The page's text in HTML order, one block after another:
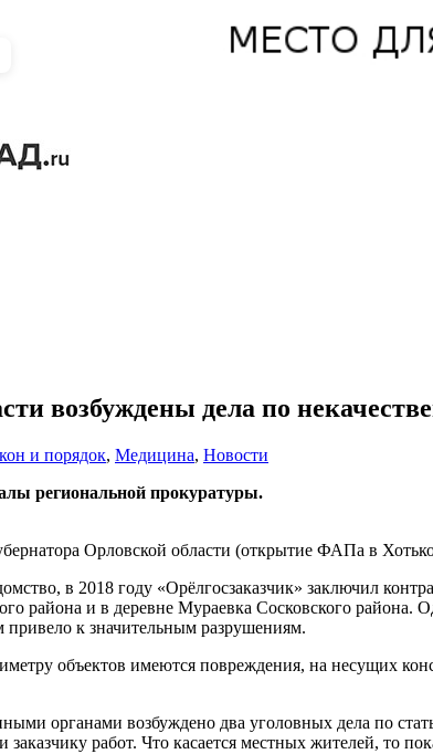
возбуждены дела по
и порядок, Медицина, Новости
региональной прокуратуры.
Орловской области (открытие ФАПа в
в 2018 году «Орёлгосзаказчик» заключил
района и в деревне Мураевка Сосковского
к значительным разрушениям.
объектов имеются повреждения, на несущих
органами возбуждено два уголовных дела по
заказчику работ. Что касается местных жителей, то